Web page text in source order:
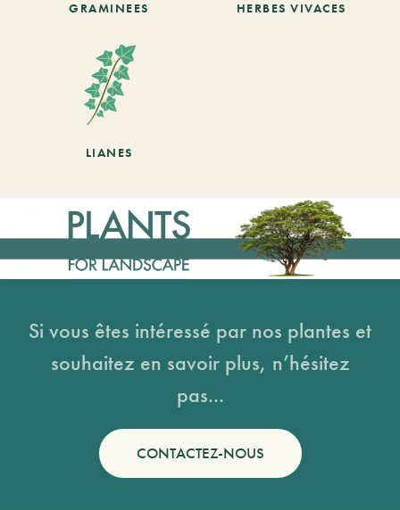
GRAMINEES HERBES VIVACES
LIANES
Si vous êtes intéressé par nos plantes et
souhaitez en savoir plus, n’hésitez
pas...
CONTACTEZ-NOUS